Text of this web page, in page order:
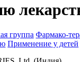
группа Фармако-
Применение у детей